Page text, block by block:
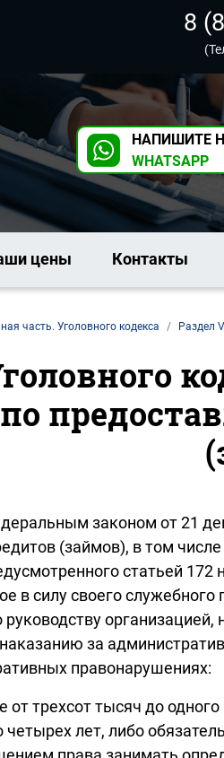
8
НАПИШИТЕ
WHATSAPP
цены Контакты
часть. Уголовного кодекса Раздел
законом от 21
(займов), в том
статьей
в силу своего
за
правонарушениях:
трехсот тысяч до
четырех лет, либо